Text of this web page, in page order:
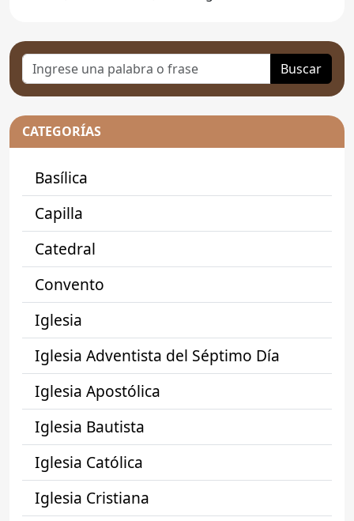
Buscar
CATEGORÍAS
Basílica
Capilla
Catedral
Convento
Iglesia
Iglesia Adventista del Séptimo Día
Iglesia Apostólica
Iglesia Bautista
Iglesia Católica
Iglesia Cristiana